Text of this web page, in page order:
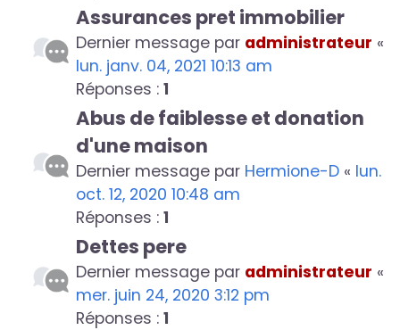
Assurances pret immobilier
Dernier message par administrateur «
lun. janv. 04, 2021 10:13 am
Réponses : 1
Abus de faiblesse et donation
d'une maison
Dernier message par Hermione-D « lun.
oct. 12, 2020 10:48 am
Réponses : 1
Dettes pere
Dernier message par administrateur «
mer. juin 24, 2020 3:12 pm
Réponses : 1